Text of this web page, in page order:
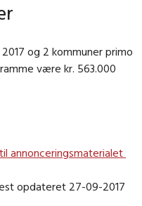
og 2 kommuner primo
være kr. 563.000
annonceringsmaterialet
opdateret 27-09-2017